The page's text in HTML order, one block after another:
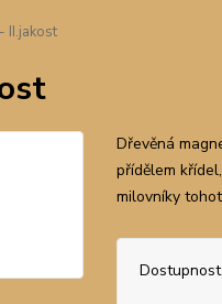
II.jakost
Dřevěná
přídělem
milovníky
Dostupnost